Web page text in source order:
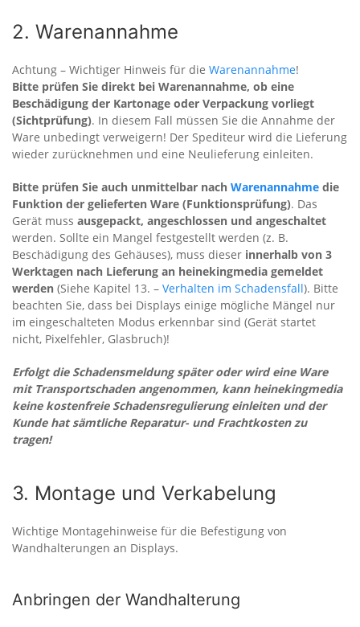
2. Warenannahme
Achtung – Wichtiger Hinweis für die Warenannahme!
Bitte prüfen Sie direkt bei Warenannahme, ob eine
Beschädigung der Kartonage oder Verpackung vorliegt
(Sichtprüfung). In diesem Fall müssen Sie die Annahme der
Ware unbedingt verweigern! Der Spediteur wird die Lieferung
wieder zurücknehmen und eine Neulieferung einleiten.
Bitte prüfen Sie auch unmittelbar nach Warenannahme die
Funktion der gelieferten Ware (Funktionsprüfung). Das
Gerät muss ausgepackt, angeschlossen und angeschaltet
werden. Sollte ein Mangel festgestellt werden (z. B.
Beschädigung des Gehäuses), muss dieser innerhalb von 3
Werktagen nach Lieferung an heinekingmedia gemeldet
werden (Siehe Kapitel 13. – Verhalten im Schadensfall). Bitte
beachten Sie, dass bei Displays einige mögliche Mängel nur
im eingeschalteten Modus erkennbar sind (Gerät startet
nicht, Pixelfehler, Glasbruch)!
Erfolgt die Schadensmeldung später oder wird eine Ware
mit Transportschaden angenommen, kann heinekingmedia
keine kostenfreie Schadensregulierung einleiten und der
Kunde hat sämtliche Reparatur- und Frachtkosten zu
tragen!
3. Montage und Verkabelung
Wichtige Montagehinweise für die Befestigung von
Wandhalterungen an Displays.
Anbringen der Wandhalterung